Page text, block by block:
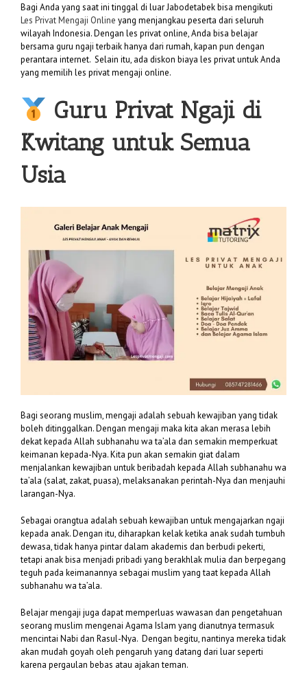
Bagi Anda yang saat ini tinggal di luar Jabodetabek bisa mengikuti
Les Privat Mengaji Online yang menjangkau peserta dari seluruh
wilayah Indonesia. Dengan les privat online, Anda bisa belajar
bersama guru ngaji terbaik hanya dari rumah, kapan pun dengan
perantara internet. Selain itu, ada diskon biaya les privat untuk Anda
yang memilih les privat mengaji online.
Guru Privat Ngaji di
Kwitang untuk Semua
Usia
Bagi seorang muslim, mengaji adalah sebuah kewajiban yang tidak
boleh ditinggalkan. Dengan mengaji maka kita akan merasa lebih
dekat kepada Allah subhanahu wa ta’ala dan semakin memperkuat
keimanan kepada-Nya. Kita pun akan semakin giat dalam
menjalankan kewajiban untuk beribadah kepada Allah subhanahu wa
ta’ala (salat, zakat, puasa), melaksanakan perintah-Nya dan menjauhi
larangan-Nya.
Sebagai orangtua adalah sebuah kewajiban untuk mengajarkan ngaji
kepada anak. Dengan itu, diharapkan kelak ketika anak sudah tumbuh
dewasa, tidak hanya pintar dalam akademis dan berbudi pekerti,
tetapi anak bisa menjadi pribadi yang berakhlak mulia dan berpegang
teguh pada keimanannya sebagai muslim yang taat kepada Allah
subhanahu wa ta’ala.
Belajar mengaji juga dapat memperluas wawasan dan pengetahuan
seorang muslim mengenai Agama Islam yang dianutnya termasuk
mencintai Nabi dan Rasul-Nya. Dengan begitu, nantinya mereka tidak
akan mudah goyah oleh pengaruh yang datang dari luar seperti
karena pergaulan bebas atau ajakan teman.